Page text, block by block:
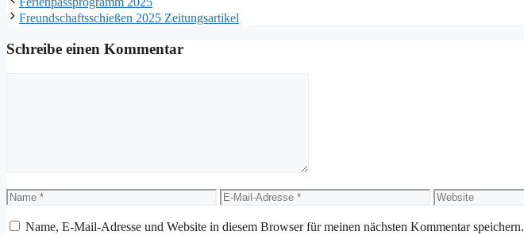
Freundschaftsschießen 2025 Zeitungsartikel
Schreibe einen Kommentar
Name
E-
Mail-
Adresse
Website
Name, E-Mail-Adresse und Website in diesem Browser für meinen nächsten Kommentar speichern.